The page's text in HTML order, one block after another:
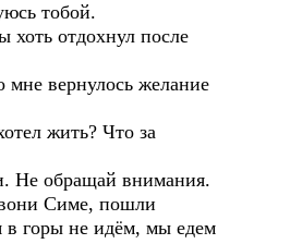
тобой.
отдохнул после
вернулось желание
жить? Что за
Не обращай внимания.
Симе, пошли
в горы не идём, мы едем